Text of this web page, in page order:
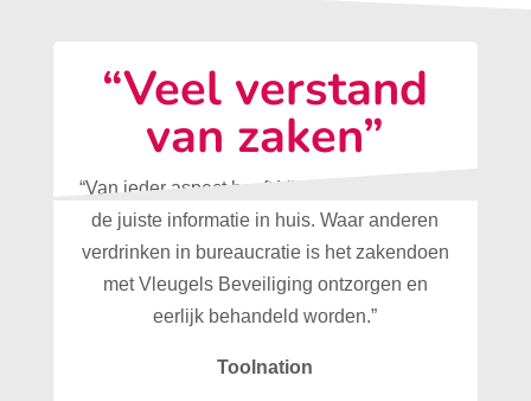
“Veel verstand
van zaken”
“Van ieder aspect heeft Vleugels Beveiliging
de juiste informatie in huis. Waar anderen
verdrinken in bureaucratie is het zakendoen
met Vleugels Beveiliging ontzorgen en
eerlijk behandeld worden.”
Toolnation